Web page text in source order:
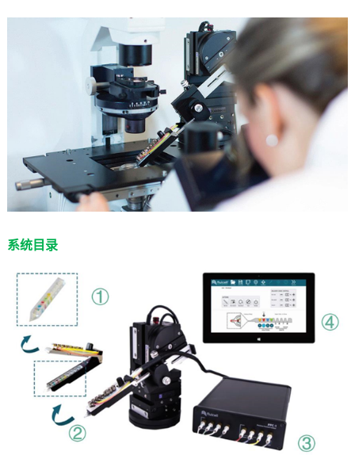
系统目录